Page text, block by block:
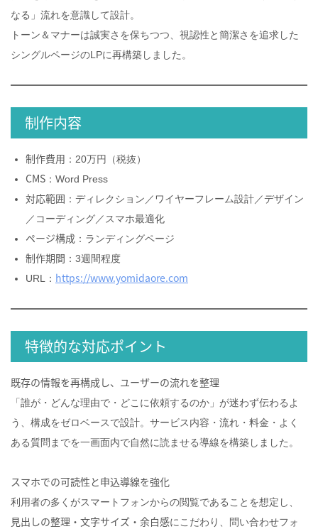
なる」流れを意識して設計。
トーン＆マナーは誠実さを保ちつつ、視認性と簡潔さを追求した
シングルページのLPに再構築しました。
制作内容
制作費用 ：20万円（税抜）
CMS ：Word Press
対応範囲 ：ディレクション／ワイヤーフレーム設計／デザイン
／コーディング／スマホ最適化
ページ構成 ：ランディングページ
制作期間 ：3週間程度
URL： https://www.yomidaore.com
特徴的な対応ポイント
既存の情報を再構成し、ユーザーの流れを整理
「誰が・どんな理由で・どこに依頼するのか」が迷わず伝わるよ
う、構成をゼロベースで設計。サービス内容・流れ・料金・よく
ある質問までを一画面内で自然に読ませる導線を構築しました。
スマホでの可読性と申込導線を強化
利用者の多くがスマートフォンからの閲覧であることを想定し、
見出しの整理・文字サイズ・余白感にこだわり、問い合わせフォ